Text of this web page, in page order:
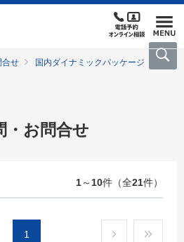
合せ
国内ダイナミックパッケージ（交通
・お問合せ
1～ 10件（全21件）
1